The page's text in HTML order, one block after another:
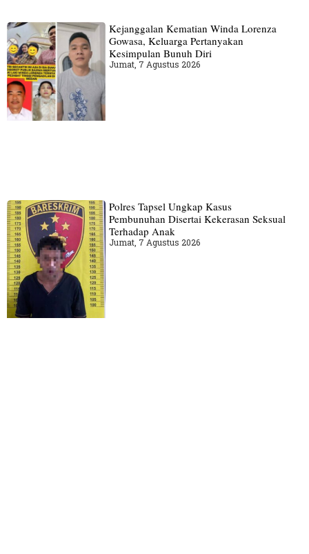
Kejanggalan Kematian Winda Lorenza
Gowasa, Keluarga Pertanyakan
Kesimpulan Bunuh Diri
Jumat, 7 Agustus 2026
Polres Tapsel Ungkap Kasus
Pembunuhan Disertai Kekerasan Seksual
Terhadap Anak
Jumat, 7 Agustus 2026